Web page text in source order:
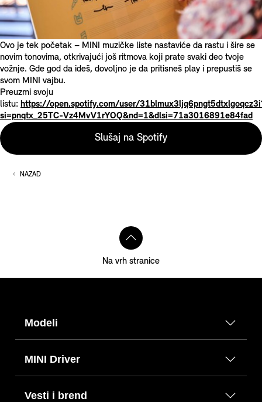
Ovo je tek početak – MINI muzičke liste nastaviće da rastu i šire se
novim tonovima, otkrivajući još ritmova koji prate svaki deo tvoje
vožnje. Gde god da ideš, dovoljno je da pritisneš play i prepustiš se
svom MINI vajbu.
Preuzmi svoju
listu: https://open.spotify.com/user/
si=pnqtx_25TC-Vz4MvV1rYOQ&nd=1&dlsi=71a3016891e84fad
Slušaj na Spotify
NAZAD
Na vrh stranice
Modeli
MINI Driver
Vesti i brend